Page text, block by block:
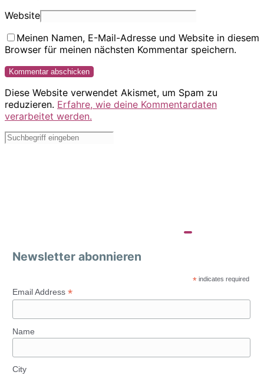
Website
Meinen Namen, E-Mail-Adresse und Website in diesem
Browser für meinen nächsten Kommentar speichern.
Diese Website verwendet Akismet, um Spam zu
reduzieren. Erfahre, wie deine Kommentardaten
verarbeitet werden.
Newsletter abonnieren
* indicates required
Email Address *
Name
City